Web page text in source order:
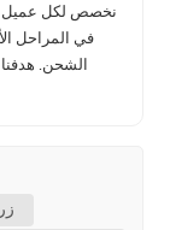
نخصص لكل عميل
في المراحل
الشحن.